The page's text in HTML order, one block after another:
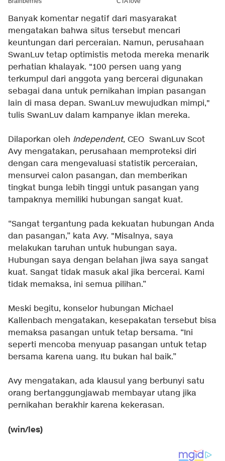
Banyak komentar negatif dari masyarakat
mengatakan bahwa situs tersebut mencari
keuntungan dari perceraian. Namun, perusahaan
SwanLuv tetap optimistis metoda mereka menarik
perhatian khalayak. "100 persen uang yang
terkumpul dari anggota yang bercerai digunakan
sebagai dana untuk pernikahan impian pasangan
lain di masa depan. SwanLuv mewujudkan mimpi,"
tulis SwanLuv dalam kampanye iklan mereka.
Dilaporkan oleh Independent, CEO SwanLuv Scot
Avy mengatakan, perusahaan memproteksi diri
dengan cara mengevaluasi statistik perceraian,
mensurvei calon pasangan, dan memberikan
tingkat bunga lebih tinggi untuk pasangan yang
tampaknya memiliki hubungan sangat kuat.
“Sangat tergantung pada kekuatan hubungan Anda
dan pasangan,” kata Avy. "Misalnya, saya
melakukan taruhan untuk hubungan saya.
Hubungan saya dengan belahan jiwa saya sangat
kuat. Sangat tidak masuk akal jika bercerai. Kami
tidak memaksa, ini semua pilihan.”
Meski begitu, konselor hubungan Michael
Kallenbach mengatakan, kesepakatan tersebut bisa
memaksa pasangan untuk tetap bersama. “Ini
seperti mencoba menyuap pasangan untuk tetap
bersama karena uang. Itu bukan hal baik.”
Avy mengatakan, ada klausul yang berbunyi satu
orang bertanggungjawab membayar utang jika
pernikahan berakhir karena kekerasan.
(win/les)